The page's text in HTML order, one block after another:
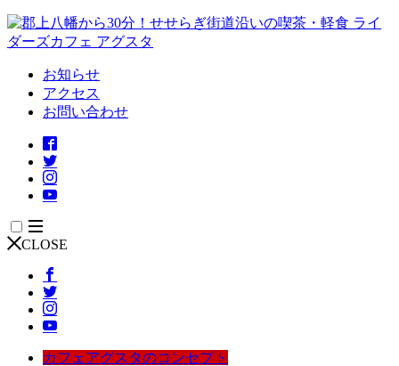
お知らせ
アクセス
お問い合わせ
CLOSE
カフェアグスタのコンセプト